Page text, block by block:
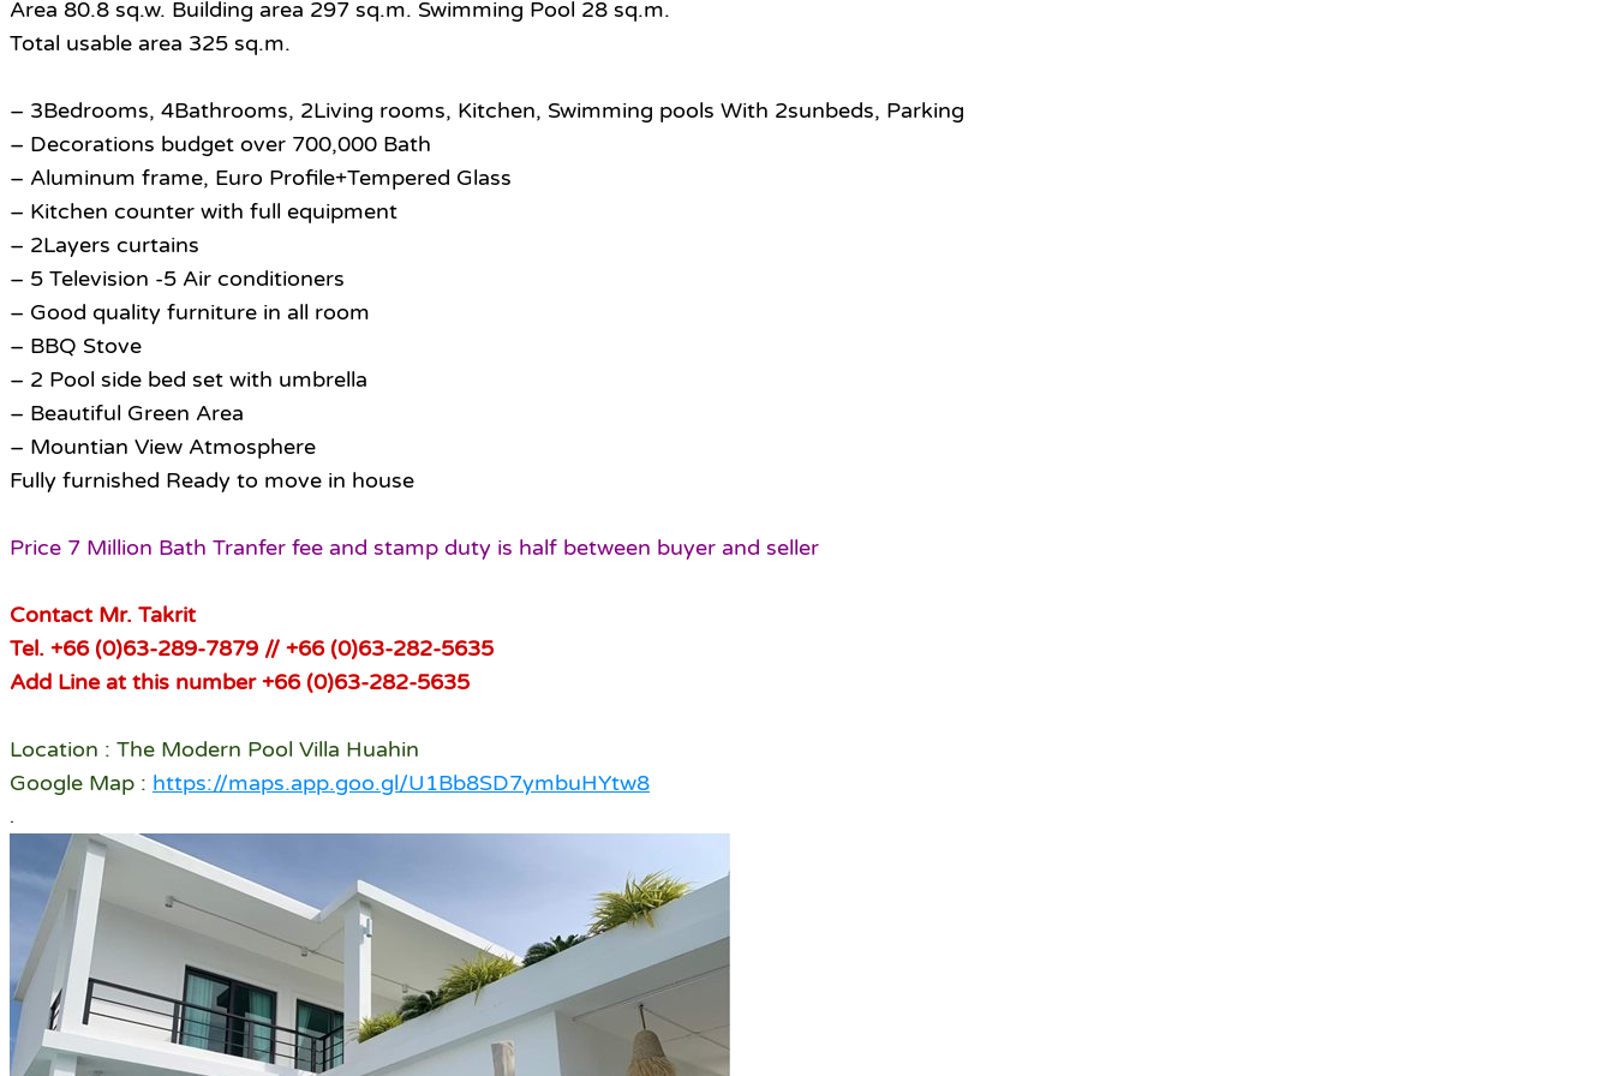
Area 80.8 sq.w. Building area 297 sq.m. Swimming Pool 28 sq.m.
Total usable area 325 sq.m.
– 3Bedrooms, 4Bathrooms, 2Living rooms, Kitchen, Swimming pools With 2sunbeds, Parking
– Decorations budget over 700,000 Bath
– Aluminum frame, Euro Profile+Tempered Glass
– Kitchen counter with full equipment
– 2Layers curtains
– 5 Television -5 Air conditioners
– Good quality furniture in all room
– BBQ Stove
– 2 Pool side bed set with umbrella
– Beautiful Green Area
– Mountian View Atmosphere
Fully furnished Ready to move in house
Price 7 Million Bath Tranfer fee and stamp duty is half between buyer and seller
Contact Mr. Takrit
Tel. +66 (0)63-289-7879 // +66 (0)63-282-5635
Add Line at this number +66 (0)63-282-5635
Location : The Modern Pool Villa Huahin
Google Map : https://maps.app.goo.gl/U1Bb8SD7ymbuHYtw8
.